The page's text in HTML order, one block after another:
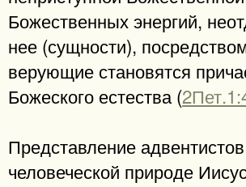
Божественных энергий,
нее (сущности),
верующие становятся
Божеского естества (
Представление
человеческой природе